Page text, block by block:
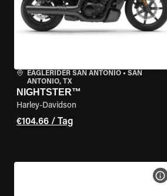
EAGLERIDER SAN ANTONIO • SAN
ANTONIO, TX
NIGHTSTER™
Harley-Davidson
€104.66 / Tag